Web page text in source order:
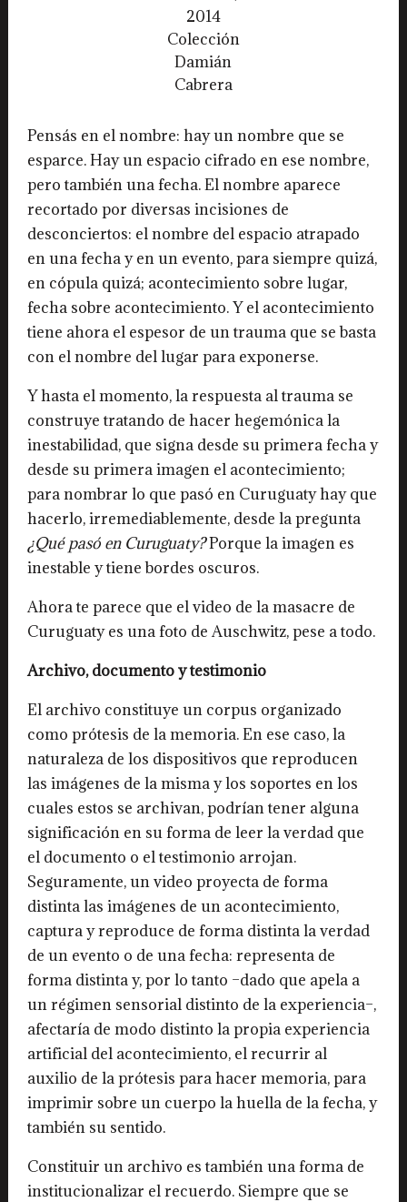
2014
Colección
Damián
Cabrera
Pensás en el nombre: hay un nombre que se
esparce. Hay un espacio cifrado en ese nombre,
pero también una fecha. El nombre aparece
recortado por diversas incisiones de
desconciertos: el nombre del espacio atrapado
en una fecha y en un evento, para siempre quizá,
en cópula quizá; acontecimiento sobre lugar,
fecha sobre acontecimiento. Y el acontecimiento
tiene ahora el espesor de un trauma que se basta
con el nombre del lugar para exponerse.
Y hasta el momento, la respuesta al trauma se
construye tratando de hacer hegemónica la
inestabilidad, que signa desde su primera fecha y
desde su primera imagen el acontecimiento;
para nombrar lo que pasó en Curuguaty hay que
hacerlo, irremediablemente, desde la pregunta
¿Qué pasó en Curuguaty?Porque la imagen es
inestable y tiene bordes oscuros.
Ahora te parece que el video de la masacre de
Curuguaty es una foto de Auschwitz, pese a todo.
Archivo, documento y testimonio
El archivo constituye un corpus organizado
como prótesis de la memoria. En ese caso, la
naturaleza de los dispositivos que reproducen
las imágenes de la misma y los soportes en los
cuales estos se archivan, podrían tener alguna
significación en su forma de leer la verdad que
el documento o el testimonio arrojan.
Seguramente, un video proyecta de forma
distinta las imágenes de un acontecimiento,
captura y reproduce de forma distinta la verdad
de un evento o de una fecha: representa de
forma distinta y, por lo tanto –dado que apela a
un régimen sensorial distinto de la experiencia–,
afectaría de modo distinto la propia experiencia
artificial del acontecimiento, el recurrir al
auxilio de la prótesis para hacer memoria, para
imprimir sobre un cuerpo la huella de la fecha, y
también su sentido.
Constituir un archivo es también una forma de
institucionalizar el recuerdo. Siempre que se